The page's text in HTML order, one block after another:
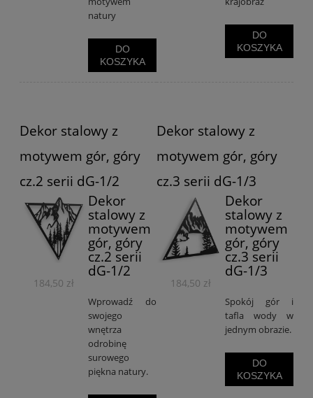
natury
DO
KOSZYKA
DO
KOSZYKA
Dekor stalowy z
motywem gór, góry
cz.2 serii dG-1/2
184,50 zł
Dekor
stalowy z
motywem
gór, góry
cz.2 serii
dG-1/2
Wprowadź do
swojego
wnętrza
odrobinę
surowego
piękna natury.
Dekor stalowy z
motywem gór, góry
cz.3 serii dG-1/3
184,50 zł
Dekor
stalowy z
motywem
gór, góry
cz.3 serii
dG-1/3
Spokój gór i
tafla wody w
jednym obrazie.
DO
KOSZYKA